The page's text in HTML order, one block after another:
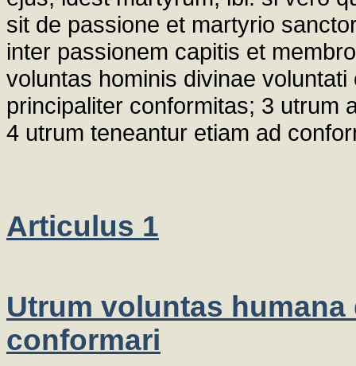
sit de passione et martyrio
inter passionem capitis et
voluntas hominis divinae
principaliter conformitas; 3 utrum
4 utrum teneantur etiam ad
Articulus 1
Utrum voluntas
conformari